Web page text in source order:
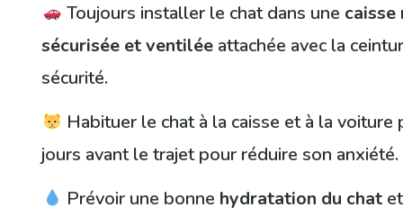
Toujours installer le chat dans une
sécurisée et ventilée attachée avec la
sécurité.
Habituer le chat à la caisse et à la voiture
jours avant le trajet pour réduire son anxiété.
Prévoir une bonne hydratation du chat